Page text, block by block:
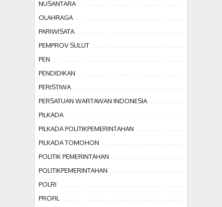
NUSANTARA
OLAHRAGA
PARIWISATA
PEMPROV SULUT
PEN
PENDIDIKAN
PERISTIWA
PERSATUAN WARTAWAN INDONESIA
PILKADA
PILKADA POLITIKPEMERINTAHAN
PILKADA TOMOHON
POLITIK PEMERINTAHAN
POLITIKPEMERINTAHAN
POLRI
PROFIL